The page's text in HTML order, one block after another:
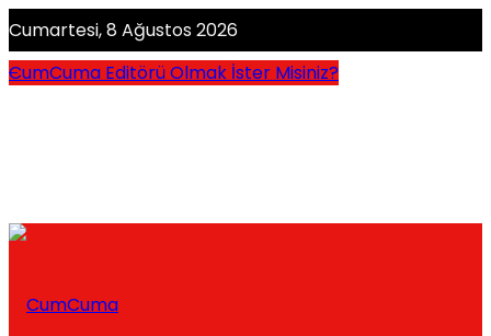
Cumartesi, 8 Ağustos 2026
CumCuma Editörü Olmak İster Misiniz?